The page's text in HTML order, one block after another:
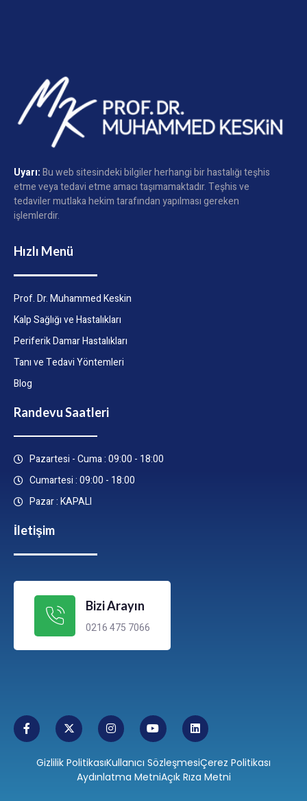
Uyarı:Bu web sitesindeki bilgiler herhangi bir hastalığı teşhis
etme veya tedavi etme amacı taşımamaktadır. Teşhis ve
tedaviler mutlaka hekim tarafından yapılması gereken
işlemlerdir.
Hızlı Menü
Prof. Dr. Muhammed Keskin
Kalp Sağlığı ve Hastalıkları
Periferik Damar Hastalıkları
Tanı ve Tedavi Yöntemleri
Blog
Randevu Saatleri
Pazartesi - Cuma : 09:00 - 18:00
Cumartesi : 09:00 - 18:00
Pazar : KAPALI
İletişim
Bizi Arayın
0216 475 7066
Gizlilik PolitikasıKullanıcı SözleşmesiÇerez Politikası
Aydınlatma MetniAçık Rıza Metni